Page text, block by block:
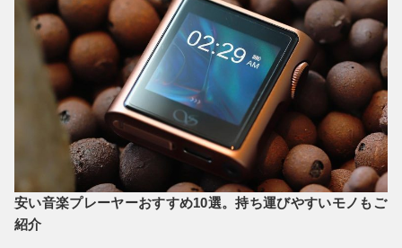
安い音楽プレーヤーおすすめ10選。持ち運びやすいモノもご
紹介